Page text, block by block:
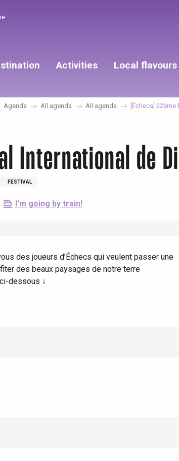
Activities Local flavours
Agenda All agenda All agenda [Échecs]
International de
FESTIVAL
I'm going by train!
des joueurs d’Échecs qui veulent passer une
des beaux paysages de notre terre
dessous ↓